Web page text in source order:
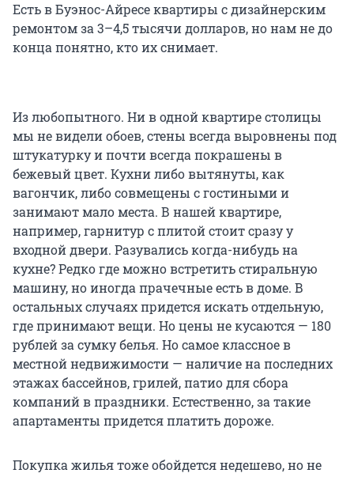
Есть в Буэнос-Айресе квартиры с дизайнерским
ремонтом за 3–4,5 тысячи долларов, но нам не до
конца понятно, кто их снимает.
Из любопытного. Ни в одной квартире столицы
мы не видели обоев, стены всегда выровнены под
штукатурку и почти всегда покрашены в
бежевый цвет. Кухни либо вытянуты, как
вагончик, либо совмещены с гостиными и
занимают мало места. В нашей квартире,
например, гарнитур с плитой стоит сразу у
входной двери. Разувались когда-нибудь на
кухне? Редко где можно встретить стиральную
машину, но иногда прачечные есть в доме. В
остальных случаях придется искать отдельную,
где принимают вещи. Но цены не кусаются — 180
рублей за сумку белья. Но самое классное в
местной недвижимости — наличие на последних
этажах бассейнов, грилей, патио для сбора
компаний в праздники. Естественно, за такие
апартаменты придется платить дороже.
Покупка жилья тоже обойдется недешево, но не